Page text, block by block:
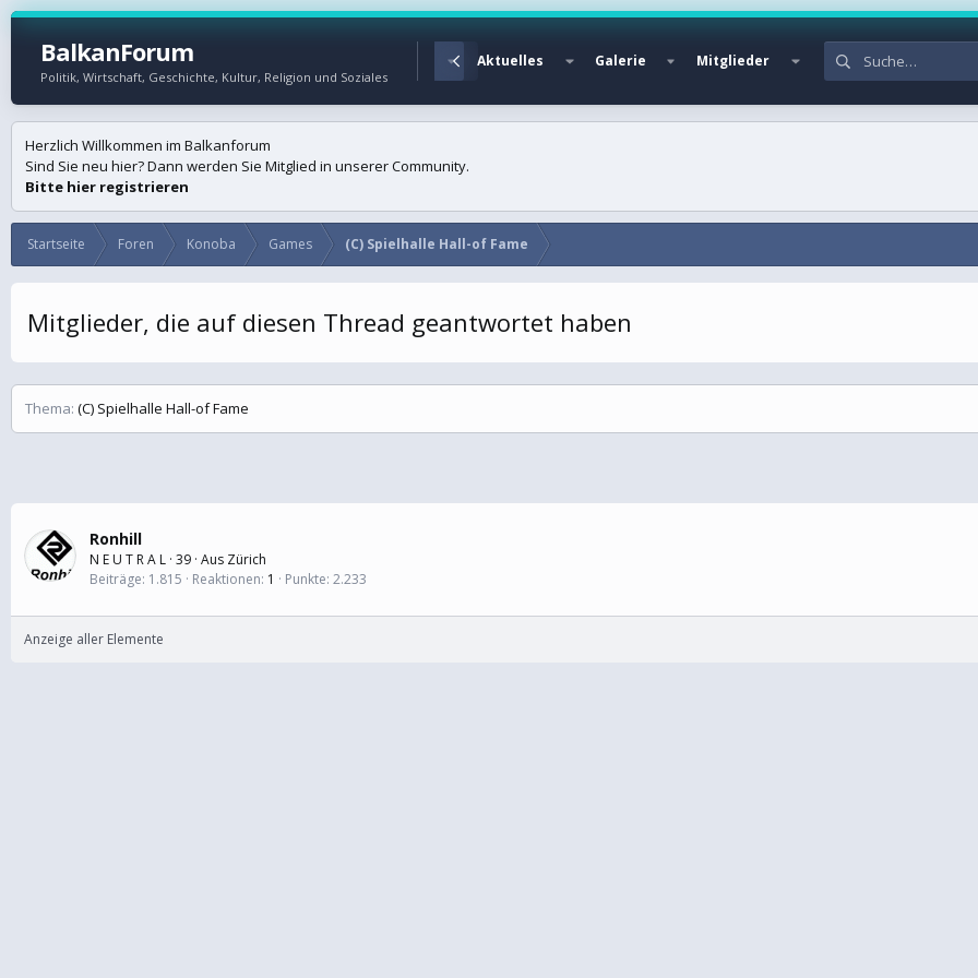
BalkanForum
Politik, Wirtschaft, Geschichte, Kultur, Religion und Soziales
Aktuelles Galerie Mitglieder
Herzlich Willkommen im Balkanforum
Sind Sie neu hier? Dann werden Sie Mitglied in unserer Community.
Bitte hier registrieren
Startseite Foren Konoba Games (C) Spielhalle Hall-of Fame
Mitglieder, die auf diesen Thread geantwortet haben
Thema (C) Spielhalle Hall-of Fame
Ronhill
N E U T R A L · 39 · Aus Zürich
Beiträge 1.815 Reaktionen 1 Punkte 2.233
Anzeige aller Elemente